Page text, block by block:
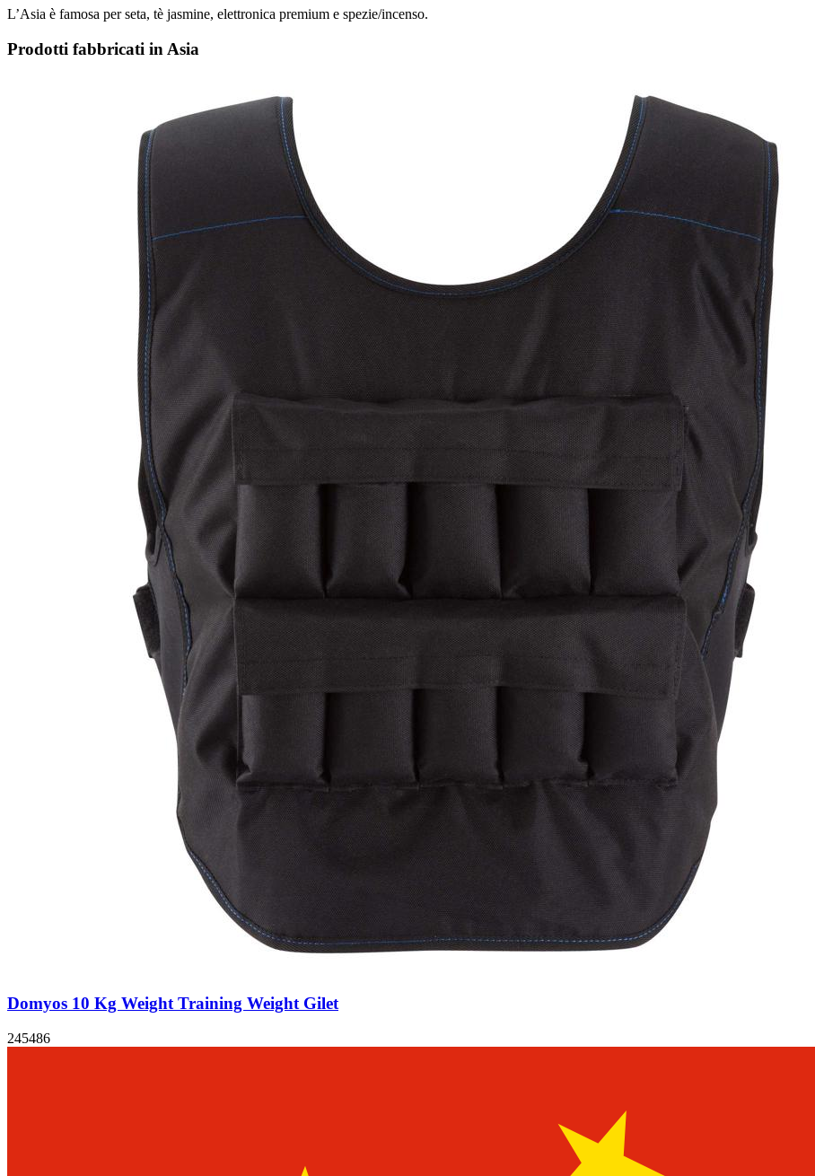
L’Asia è famosa per seta, tè jasmine, elettronica premium e spezie/incenso.
Prodotti fabbricati in Asia
Domyos 10 Kg Weight Training Weight Gilet
245486